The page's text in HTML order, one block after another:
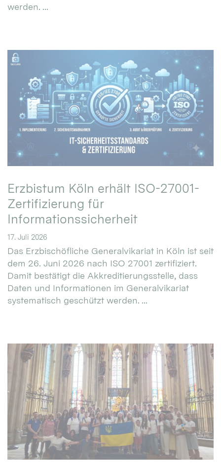
werden. ...
Erzbistum Köln erhält ISO-27001-
Zertifizierung für
Informationssicherheit
17. Juli 2026
Das Erzbischöfliche Generalvikariat in Köln ist seit
dem 26. Juni 2026 nach ISO 27001 zertifiziert.
Damit bestätigt die Akkreditierungsstelle, dass
Daten und Informationen im Generalvikariat
systematisch geschützt werden. ...